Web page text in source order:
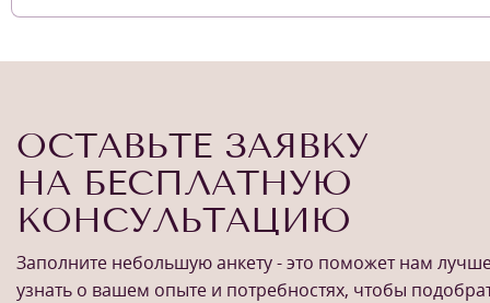
ОСТАВЬТЕ ЗАЯВКУ
НА БЕСПЛАТНУЮ
КОНСУЛЬТАЦИЮ
Заполните небольшую анкету - это поможет нам
узнать о вашем опыте и потребностях, чтобы